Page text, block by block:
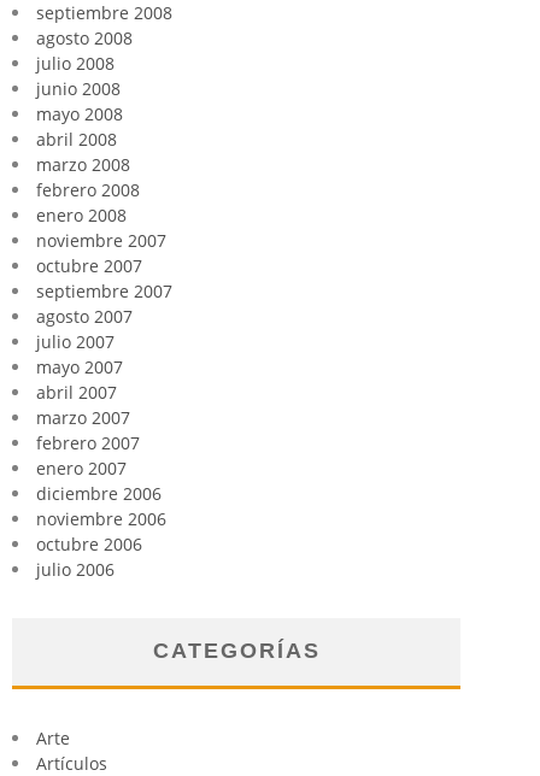
septiembre 2008
agosto 2008
julio 2008
junio 2008
mayo 2008
abril 2008
marzo 2008
febrero 2008
enero 2008
noviembre 2007
octubre 2007
septiembre 2007
agosto 2007
julio 2007
mayo 2007
abril 2007
marzo 2007
febrero 2007
enero 2007
diciembre 2006
noviembre 2006
octubre 2006
julio 2006
CATEGORÍAS
Arte
Artículos